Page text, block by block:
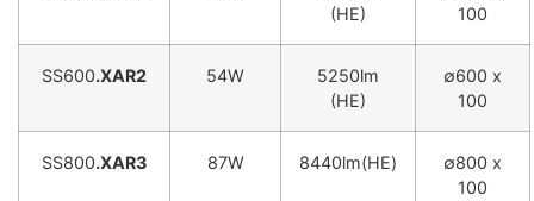
(HE)
100
SS600.XAR2 54W
5250lm
(HE)
∅600 x
100
SS800.XAR3 87W 8440lm(HE)
∅800 x
100